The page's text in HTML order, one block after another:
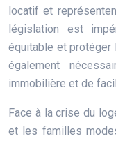
locatif et
législation est
équitable et
également
immobilière et de
Face à la crise du
et les familles